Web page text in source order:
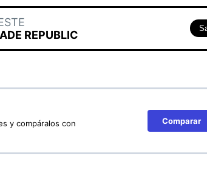
REPUBLIC
y compáralos con
Comparar